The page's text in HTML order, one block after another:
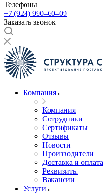
Телефоны
+7 (924) 990‒60‒09
Заказать звонок
Компания
Компания
Сотрудники
Сертификаты
Отзывы
Новости
Производители
Доставка и оплата
Реквизиты
Вакансии
Услуги